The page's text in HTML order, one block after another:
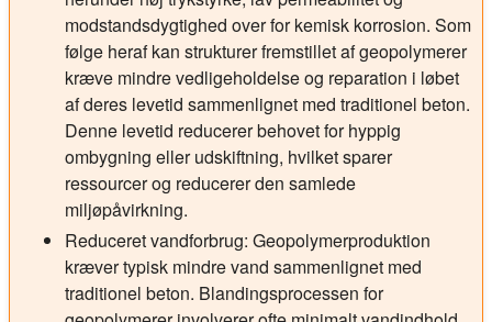
modstandsdygtighed over for kemisk korrosion. Som
følge heraf kan strukturer fremstillet af geopolymerer
kræve mindre vedligeholdelse og reparation i løbet
af deres levetid sammenlignet med traditionel beton.
Denne levetid reducerer behovet for hyppig
ombygning eller udskiftning, hvilket sparer
ressourcer og reducerer den samlede
miljøpåvirkning.
Reduceret vandforbrug: Geopolymerproduktion
kræver typisk mindre vand sammenlignet med
traditionel beton. Blandingsprocessen for